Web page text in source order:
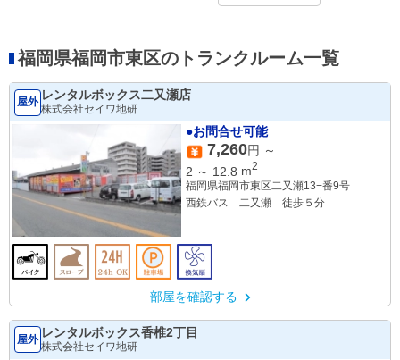
福岡県福岡市東区のトランクルーム一覧
屋外 レンタルボックス二又瀬店
株式会社セイワ地研
●お問合せ可能
7,260円 ～
2 ～ 12.8 m2
福岡県福岡市東区二又瀬13−番9号
西鉄バス 二又瀬 徒歩５分
部屋を確認する
屋外 レンタルボックス香椎2丁目
株式会社セイワ地研